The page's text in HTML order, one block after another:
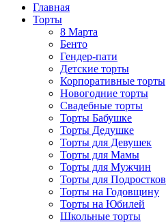
Главная
Торты
8 Марта
Бенто
Гендер-пати
Детские торты
Корпоративные торты
Новогодние торты
Свадебные торты
Торты Бабушке
Торты Дедушке
Торты для Девушек
Торты для Мамы
Торты для Мужчин
Торты для Подростков
Торты на Годовщину
Торты на Юбилей
Школьные торты